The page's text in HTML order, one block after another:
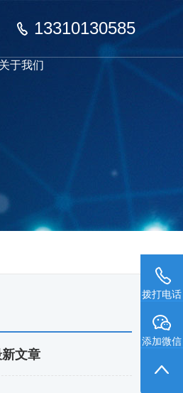
13310130585
关于我们
文章
拨打电话
添加微信